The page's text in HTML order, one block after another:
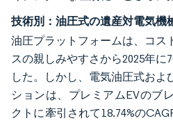
技術別：油圧式の遺産対電気機
油圧プラットフォームは、コス
スの親しみやすさから2025年に
した。しかし、電気油圧式およ
ションは、プレミアムEVのブ
クトに牽引されて18.74%の